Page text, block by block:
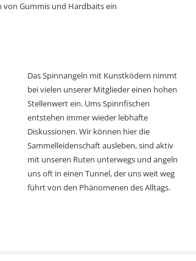
Gummis und Hardbaits ein
Das Spinnangeln mit Kunstködern nimmt
bei vielen unserer Mitglieder einen hohen
Stellenwert ein. Ums Spinnfischen
entstehen immer wieder lebhafte
Diskussionen. Wir können hier die
Sammelleidenschaft ausleben, sind aktiv
mit unseren Ruten unterwegs und angeln
uns oft in einen Tunnel, der uns weit weg
führt von den Phänomenen des Alltags.